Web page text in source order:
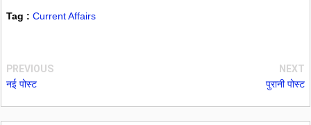
Tag : Current Affairs
PREVIOUS
नई पोस्ट
NEXT
पुरानी पोस्ट